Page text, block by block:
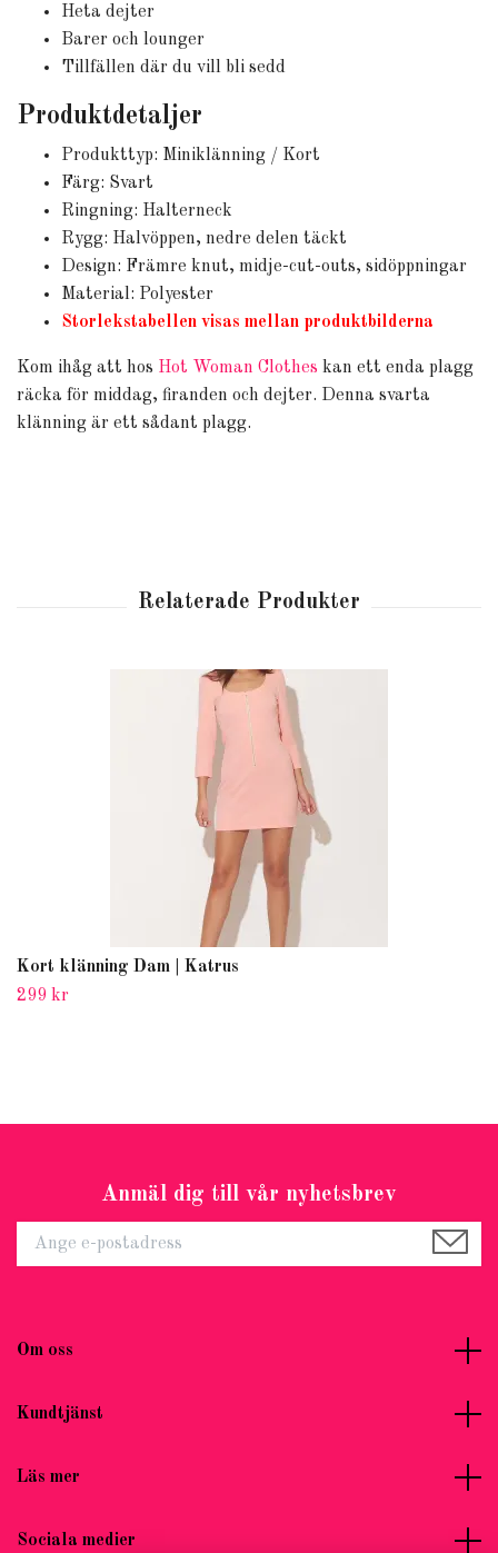
Heta dejter
Barer och lounger
Tillfällen där du vill bli sedd
Produktdetaljer
Produkttyp: Miniklänning / Kort
Färg: Svart
Ringning: Halterneck
Rygg: Halvöppen, nedre delen täckt
Design: Främre knut, midje-cut-outs, sidöppningar
Material: Polyester
Storlekstabellen visas mellan produktbilderna
Kom ihåg att hos Hot Woman Clothes kan ett enda plagg
räcka för middag, firanden och dejter. Denna svarta
klänning är ett sådant plagg.
Kort klänning Dam | Katrus
299 kr
Anmäl dig till vår nyhetsbrev
Om oss
Kundtjänst
Läs mer
Sociala medier